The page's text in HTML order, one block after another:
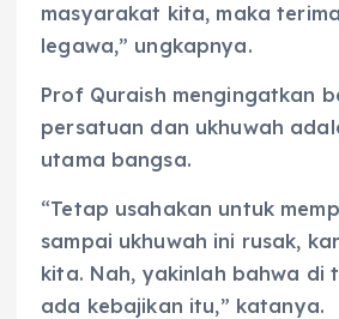
masyarakat kita, maka
legawa,” ungkapnya.
Prof Quraish mengingatkan
persatuan dan ukhuwah
utama bangsa.
“Tetap usahakan untuk
sampai ukhuwah ini rusak,
kita. Nah, yakinlah bahwa di
ada kebajikan itu,” katanya.